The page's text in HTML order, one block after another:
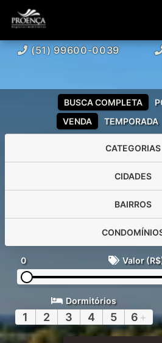
(51) 99600-0039
VENDA TEMPORADA
BUSCA COMPLETA
CATEGORIAS
CIDADES
BAIRROS
0 Valor
Dormitórios
1 2 3 4 5 6 +